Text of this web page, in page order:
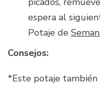
espera al
Potaje de
Consejos:
*Este potaje también